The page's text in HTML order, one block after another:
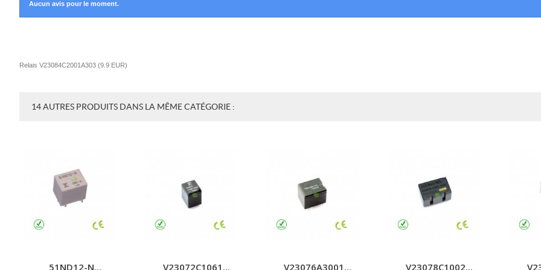
Aucun avis pour le moment.
Relais V23084C2001A303 (9.9 EUR)
14 AUTRES PRODUITS DANS LA MÊME CATÉGORIE :
51ND12-N... V23072C1061... V23076A3001... V23078C1002...